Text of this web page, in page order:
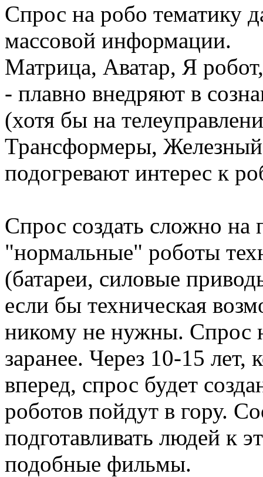
Спрос на робо тематику
массовой информации.
Матрица, Аватар, Я
- плавно внедряют в
(хотя бы на
Трансформеры, Железный
подогревают интерес к
Спрос создать сложно на
"нормальные" роботы
(батареи, силовые
если бы техническая
никому не нужны. Спрос
заранее. Через 10-15 лет,
вперед, спрос будет
роботов пойдут в гору.
подготавливать людей к
подобные фильмы.